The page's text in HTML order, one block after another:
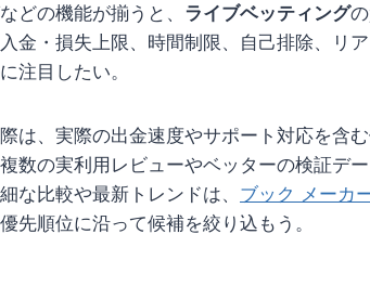
どの機能が揃うと、 ライブベッティング
金・損失上限、時間制限、自己排除、リ
注目したい。
は、実際の出金速度やサポート対応を含
数の実利用レビューやベッターの検証デ
な比較や最新トレンドは、 ブック メーカ
先順位に沿って候補を絞り込もう。